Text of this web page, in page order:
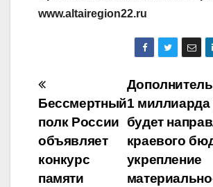
www.altairegion22.ru
Навигация
по
записям
1 миллиарда
будет
краевого
укрепление
Бессмертный
полк России
объявляет
конкурс
памяти